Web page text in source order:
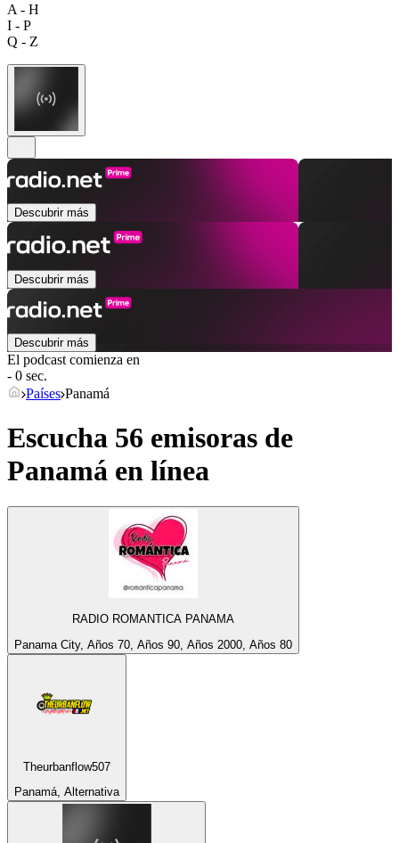
A - H
I - P
Q - Z
Descubrir más
Descubrir más
Descubrir más
El podcast comienza en
- 0 sec.
Países Panamá
Escucha 56 emisoras de
Panamá en línea
RADIO ROMANTICA PANAMA
Panama City, Años 70, Años 90, Años 2000, Años 80
Theurbanflow507
Panamá, Alternativa